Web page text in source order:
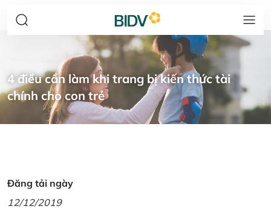
4 điều cần làm khi trang bị kiến thức tài
chính cho con trẻ
Đăng tải ngày
12/12/2019